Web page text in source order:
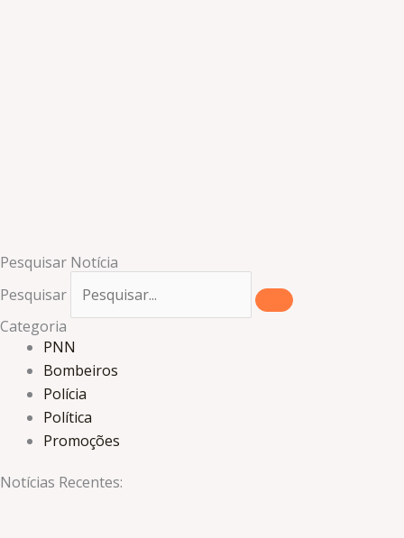
Pesquisar Notícia
Pesquisar
Categoria
PNN
Bombeiros
Polícia
Política
Promoções
Notícias Recentes: